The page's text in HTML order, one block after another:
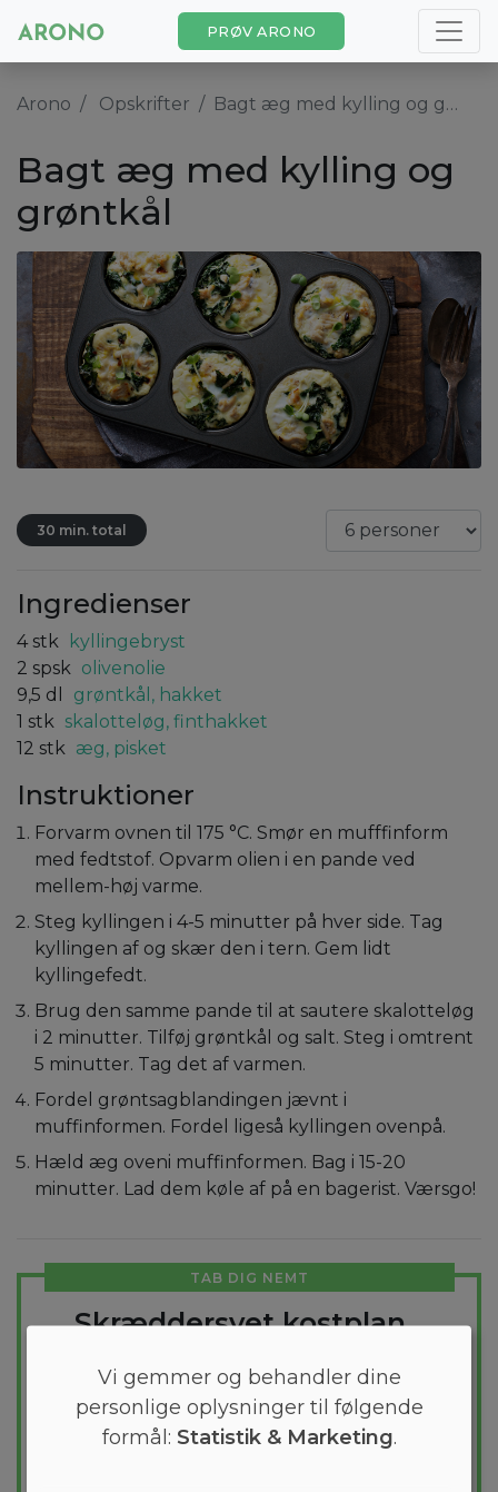
PRØV ARONO
Arono Opskrifter Bagt æg med kylling og grøntkål
Bagt æg med kylling og
grøntkål
30 min. total
Ingredienser
4 stk
kyllingebryst
2 spsk olivenolie
9,5 dl
grøntkål, hakket
1 stk skalotteløg, finthakket
12 stk æg, pisket
Instruktioner
Forvarm ovnen til 175 °C. Smør en mufffinform
med fedtstof. Opvarm olien i en pande ved
mellem-høj varme.
Steg kyllingen i 4-5 minutter på hver side. Tag
kyllingen af og skær den i tern. Gem lidt
kyllingefedt.
Brug den samme pande til at sautere skalotteløg
i 2 minutter. Tilføj grøntkål og salt. Steg i omtrent
5 minutter. Tag det af varmen.
Fordel grøntsagblandingen jævnt i
muffinformen. Fordel ligeså kyllingen ovenpå.
Hæld æg oveni muffinformen. Bag i 15-20
minutter. Lad dem køle af på en bagerist. Værsgo!
TAB DIG NEMT
Skræddersyet kostplan
Vil du tabe et par kilo? Med Arono får du
den mest effektive guide til et vægttab. En
kostplan skræddersyes til dig og 1000+
sunde opskrifter sikrer at du hver dag
Vi gemmer og behandler dine
personlige oplysninger til følgende
formål: Statistik & Marketing.